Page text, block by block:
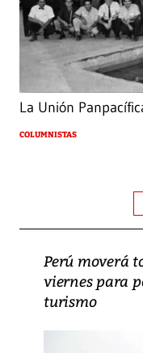
La Unión
COLUMNISTAS
Perú moverá
viernes para
turismo